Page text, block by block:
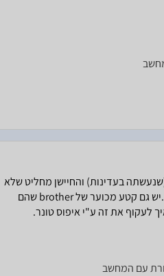
בעדינות) והחיישן מחליט שלא
ניתן להשתמש באף טונר.גם כשהמדפסת עבדה היא עשתה בעיות כאלה מדי פעם.יש גם קטע מכוער של brother שהם
לעקוף את זה ע"י איפוס טונר.
עם המחשב